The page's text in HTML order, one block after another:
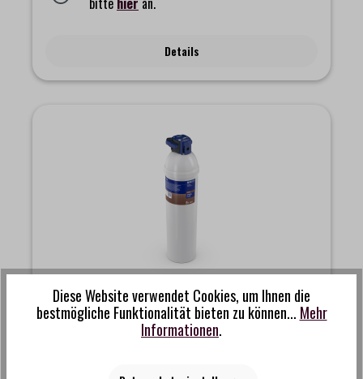
Litern. Hinweis: die Lieferung erfolgt ohne Filterkopf
Details
Brita - Purity Finest C500 Filterkartusche
Diese Website verwendet Cookies, um Ihnen die
bestmögliche Funktionalität bieten zu können... Mehr
Informationen.